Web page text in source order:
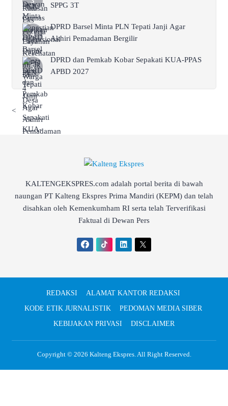
SPPG 3T
DPRD Barsel Minta PLN Tepati Janji Agar
Akhiri Pemadaman Bergilir
DPRD dan Pemkab Kobar Sepakati KUA-PPAS
APBD 2027
<
KALTENGEKSPRES.com adalah portal berita di bawah
naungan PT Kalteng Ekspres Prima Mandiri (KEPM) dan telah
disahkan oleh Kemenkumham RI serta telah Terverifikasi
Faktual di Dewan Pers
REDAKSI
ALAMAT KANTOR REDAKSI
KODE ETIK JURNALISTIK
PEDOMAN MEDIA SIBER
KEBIJAKAN PRIVASI
DISCLAIMER
Copyright © 2026 Kalteng Ekspres. All Right Reserved.